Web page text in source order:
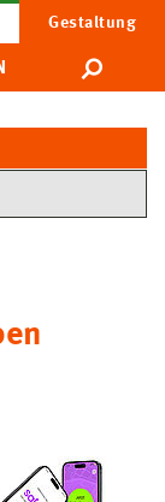
Gestaltung